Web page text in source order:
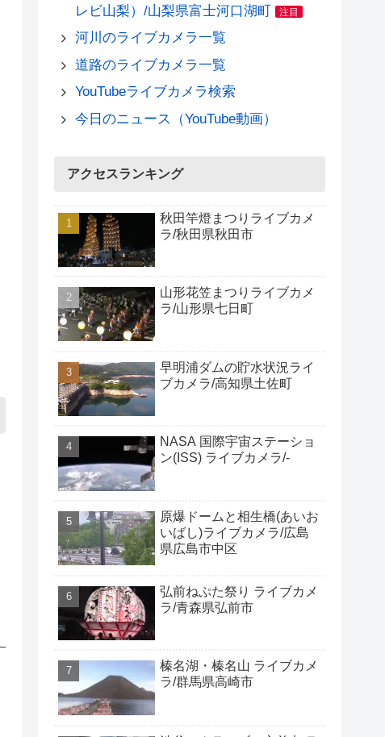
レビ山梨）/山梨県富士河口湖町
注目
河川のライブカメラ一覧
道路のライブカメラ一覧
YouTubeライブカメラ検索
今日のニュース（YouTube動画）
アクセスランキング
秋田竿燈まつりライブカメ
ラ/秋田県秋田市
山形花笠まつりライブカメ
ラ/山形県七日町
早明浦ダムの貯水状況ライ
ブカメラ/高知県土佐町
NASA 国際宇宙ステーショ
ン(ISS) ライブカメラ/-
原爆ドームと相生橋(あいお
いばし)ライブカメラ/広島
県広島市中区
弘前ねぷた祭り ライブカメ
ラ/青森県弘前市
榛名湖・榛名山 ライブカメ
ラ/群馬県高崎市